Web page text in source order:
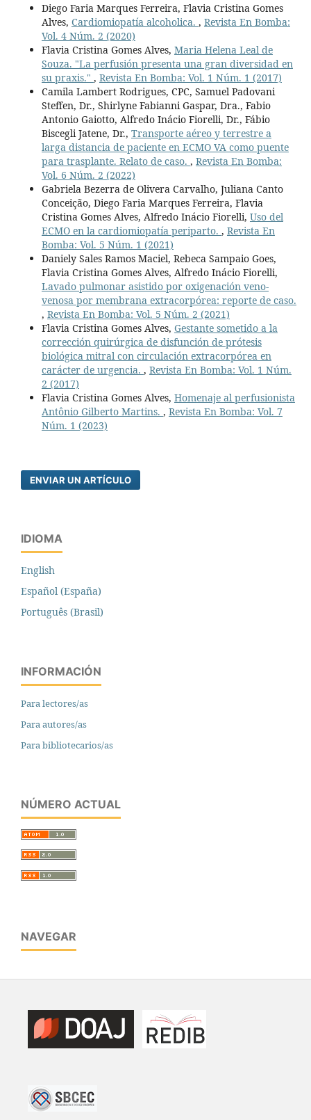
Diego Faria Marques Ferreira, Flavia Cristina Gomes
Alves, Cardiomiopatía alcoholica. , Revista En Bomba:
Vol. 4 Núm. 2 (2020)
Flavia Cristina Gomes Alves, Maria Helena Leal de
Souza. "La perfusión presenta una gran diversidad en
su praxis." , Revista En Bomba: Vol. 1 Núm. 1 (2017)
Camila Lambert Rodrigues, CPC, Samuel Padovani
Steffen, Dr., Shirlyne Fabianni Gaspar, Dra., Fabio
Antonio Gaiotto, Alfredo Inácio Fiorelli, Dr., Fábio
Biscegli Jatene, Dr., Transporte aéreo y terrestre a
larga distancia de paciente en ECMO VA como puente
para trasplante. Relato de caso. , Revista En Bomba:
Vol. 6 Núm. 2 (2022)
Gabriela Bezerra de Olivera Carvalho, Juliana Canto
Conceição, Diego Faria Marques Ferreira, Flavia
Cristina Gomes Alves, Alfredo Inácio Fiorelli, Uso del
ECMO en la cardiomiopatía periparto. , Revista En
Bomba: Vol. 5 Núm. 1 (2021)
Daniely Sales Ramos Maciel, Rebeca Sampaio Goes,
Flavia Cristina Gomes Alves, Alfredo Inácio Fiorelli,
Lavado pulmonar asistido por oxigenación veno-
venosa por membrana extracorpórea: reporte de caso.
, Revista En Bomba: Vol. 5 Núm. 2 (2021)
Flavia Cristina Gomes Alves, Gestante sometido a la
corrección quirúrgica de disfunción de prótesis
biológica mitral con circulación extracorpórea en
carácter de urgencia. , Revista En Bomba: Vol. 1 Núm.
2 (2017)
Flavia Cristina Gomes Alves, Homenaje al perfusionista
Antônio Gilberto Martins. , Revista En Bomba: Vol. 7
Núm. 1 (2023)
ENVIAR UN ARTÍCULO
IDIOMA
English
Español (España)
Português (Brasil)
INFORMACIÓN
Para lectores/as
Para autores/as
Para bibliotecarios/as
NÚMERO ACTUAL
NAVEGAR